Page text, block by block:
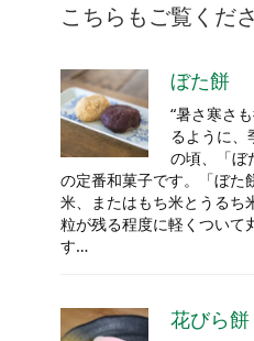
こちらもご覧くだ
ぼた餅
“暑さ寒さ
るように、
の頃、「ぼ
の定番和菓子です。「ぼた
米、またはもち米とうるち
粒が残る程度に軽くついて
す…
花びら餅